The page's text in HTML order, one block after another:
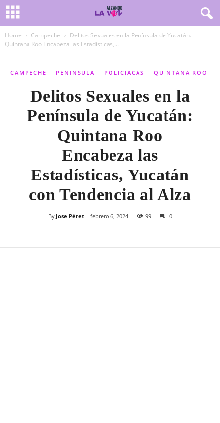
Home Campeche
Delitos Sexuales en la Península de Yucatán:
Quintana Roo Encabeza las Estadísticas,...
CAMPECHE PENÍNSULA POLICÍACAS QUINTANA ROO
Delitos Sexuales en la
Península de Yucatán:
Quintana Roo
Encabeza las
Estadísticas, Yucatán
con Tendencia al Alza
By Jose Pérez- febrero 6, 2024 99 0